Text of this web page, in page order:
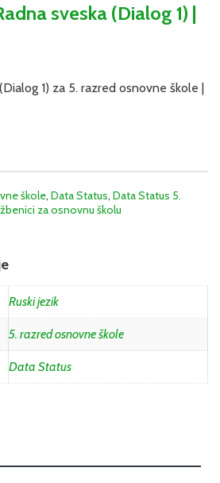
sveska (Dialog 1) |
1) za 5. razred osnovne škole |
škole, Data Status, Data Status 5.
za osnovnu školu
Ruski jezik
5. razred osnovne škole
Data Status